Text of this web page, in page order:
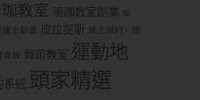
教室 瑜珈教室創業
企劃書
皮拉提斯 線上預約，預
身房 舞蹈教室 運動地
系統 頭家精選